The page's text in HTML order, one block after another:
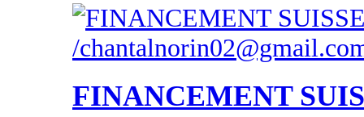
FINANCEMENT